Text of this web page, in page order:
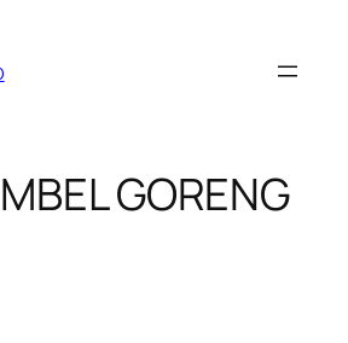
GORENG